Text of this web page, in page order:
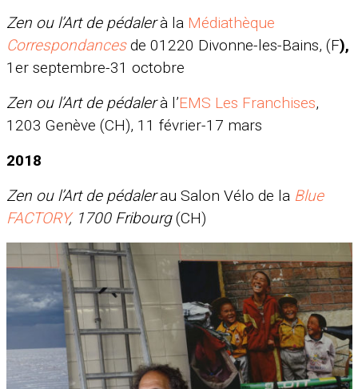
Zen ou l’Art de pédalerà la Médiathèque
Correspondances de 01220 Divonne-les-Bains, (F),
1er septembre-31 octobre
Zen ou l’Art de pédalerà l’EMS Les Franchises,
1203 Genève (CH), 11 février-17 mars
2018
Zen ou l’Art de pédalerau Salon Vélo de la Blue
FACTORY, 1700Fribourg(CH)